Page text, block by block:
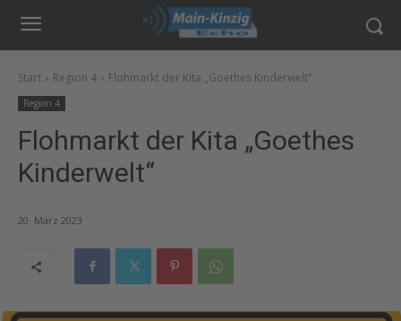
Start Region 4 Flohmarkt der Kita „Goethes Kinderwelt“
Region 4
Flohmarkt der Kita „Goethes
Kinderwelt“
20. März 2023